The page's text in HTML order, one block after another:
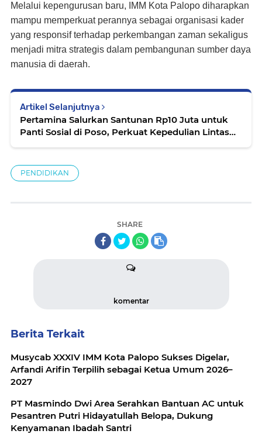
Melalui kepengurusan baru, IMM Kota Palopo diharapkan
mampu memperkuat perannya sebagai organisasi kader
yang responsif terhadap perkembangan zaman sekaligus
menjadi mitra strategis dalam pembangunan sumber daya
manusia di daerah.
Artikel Selanjutnya
Pertamina Salurkan Santunan Rp10 Juta untuk
Panti Sosial di Poso, Perkuat Kepedulian Lintas
PENDIDIKAN
SHARE
komentar
Berita Terkait
Musycab XXXIV IMM Kota Palopo Sukses Digelar,
Arfandi Arifin Terpilih sebagai Ketua Umum 2026–
2027
PT Masmindo Dwi Area Serahkan Bantuan AC untuk
Pesantren Putri Hidayatullah Belopa, Dukung
Kenyamanan Ibadah Santri